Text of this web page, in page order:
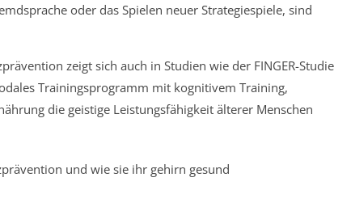
oder das Spielen neuer Strategiespiele, sind
zeigt sich auch in Studien wie der FINGER-Studie
Trainingsprogramm mit kognitivem Training,
die geistige Leistungsfähigkeit älterer Menschen